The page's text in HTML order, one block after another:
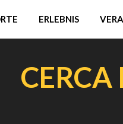
ERLEBNIS
CERCA